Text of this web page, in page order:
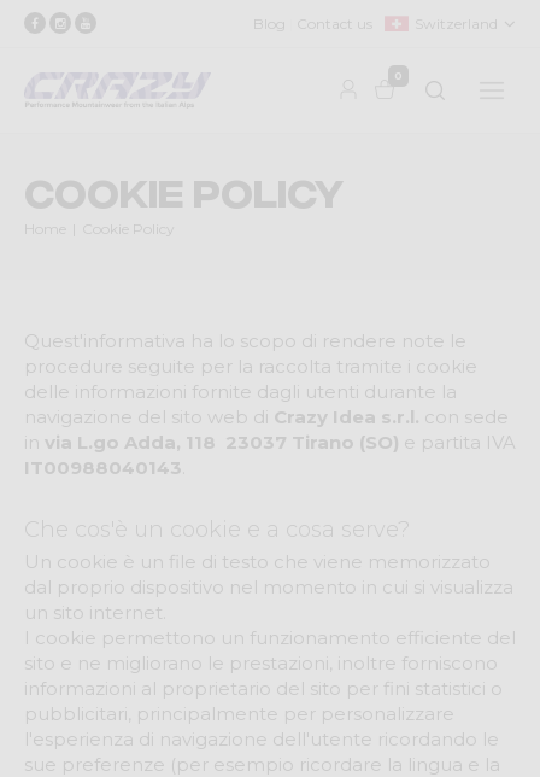
Blog Contact us Switzerland
0
Cookie Policy
Home Cookie Policy
Quest'informativa ha lo scopo di rendere note le
procedure seguite per la raccolta tramite i cookie
delle informazioni fornite dagli utenti durante la
navigazione del sito web di Crazy Idea s.r.l. con sede
in via L.go Adda, 118 ­ 23037 Tirano (SO) e partita IVA
IT00988040143
Che cos'è un cookie e a cosa serve?
Un cookie è un file di testo che viene memorizzato
dal proprio dispositivo nel momento in cui si visualizza
un sito internet.
I cookie permettono un funzionamento efficiente del
sito e ne migliorano le prestazioni, inoltre forniscono
informazioni al proprietario del sito per fini statistici o
pubblicitari, principalmente per personalizzare
l'esperienza di navigazione dell'utente ricordando le
sue preferenze (per esempio ricordare la lingua e la